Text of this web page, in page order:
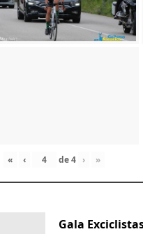
« ‹ de4 › »
Gala